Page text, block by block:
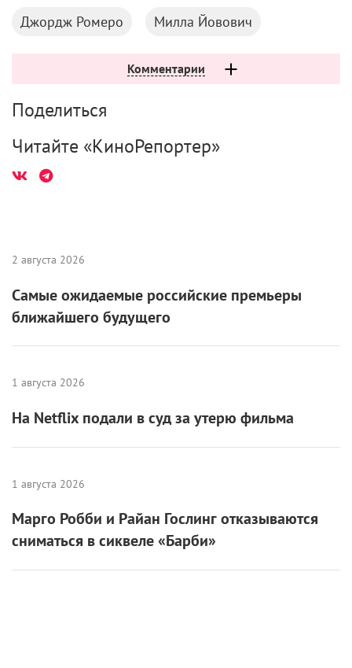
Джордж Ромеро Милла Йовович
Комментарии
Поделиться
Читайте «КиноРепортер»
2 августа 2026
Самые ожидаемые российские премьеры
ближайшего будущего
1 августа 2026
На Netflix подали в суд за утерю фильма
1 августа 2026
Марго Робби и Райан Гослинг отказываются
сниматься в сиквеле «Барби»